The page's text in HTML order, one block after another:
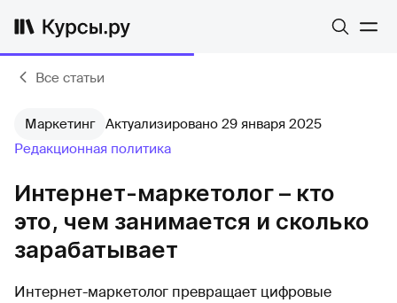
Все статьи
Маркетинг Актуализировано 29 января 2025
Редакционная политика
Интернет-маркетолог – кто
это, чем занимается и сколько
зарабатывает
Интернет-маркетолог превращает цифровые